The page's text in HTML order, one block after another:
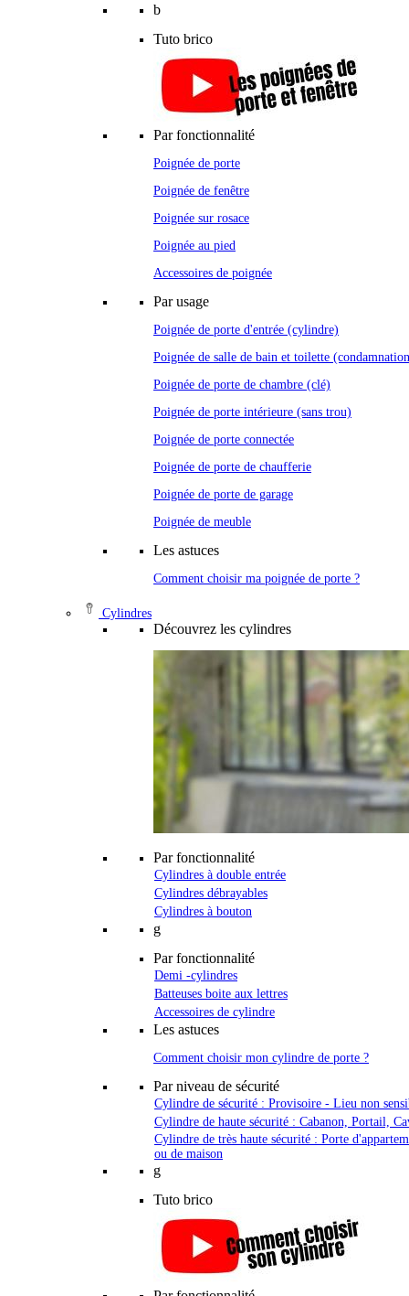
b
Tuto brico
Par fonctionnalité
Poignée de porte
Poignée de fenêtre
Poignée sur rosace
Poignée au pied
Accessoires de poignée
Par usage
Poignée de porte d'entrée (cylindre)
Poignée de salle de bain et toilette
Poignée de porte de chambre (clé)
Poignée de porte intérieure (sans trou)
Poignée de porte connectée
Poignée de porte de chaufferie
Poignée de porte de garage
Poignée de meuble
Les astuces
Comment choisir ma poignée de porte ?
Cylindres
Découvrez les cylindres
Par fonctionnalité
Cylindres à double entrée
Cylindres débrayables
Cylindres à bouton
g
Par fonctionnalité
Demi -cylindres
Batteuses boite aux lettres
Accessoires de cylindre
Les astuces
Comment choisir mon cylindre de porte ?
Par niveau de sécurité
Cylindre de sécurité : Provisoire - Lieu non
Cylindre de haute sécurité : Cabanon, Portail,
Cylindre de très haute sécurité : Porte
ou de maison
g
Tuto brico